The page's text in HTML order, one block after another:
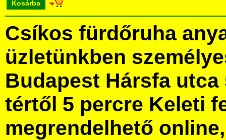
Kosárba
Csíkos fürdőruha
üzletünkben
Budapest Hársfa utca
tértől 5 percre Keleti
megrendelhető